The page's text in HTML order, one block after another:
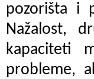
pozorišta i
Nažalost,
kapaciteti
probleme,